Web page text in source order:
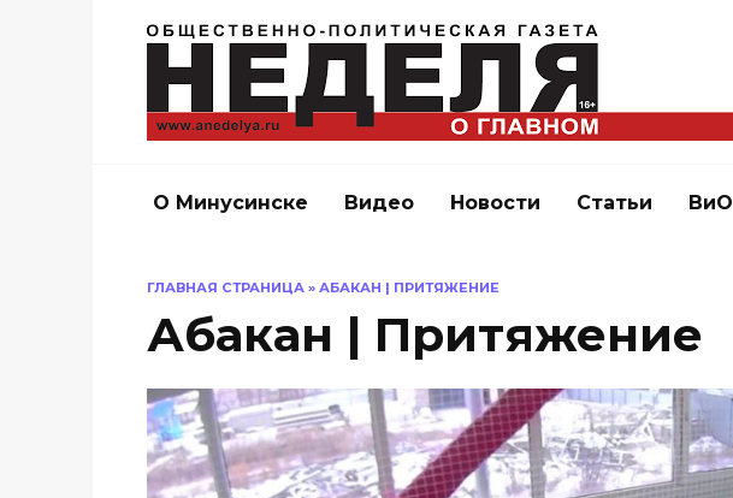
О Минусинске Видео Новости Статьи ВиО
ГЛАВНАЯ СТРАНИЦА » АБАКАН | ПРИТЯЖЕНИЕ
Абакан | Притяжение